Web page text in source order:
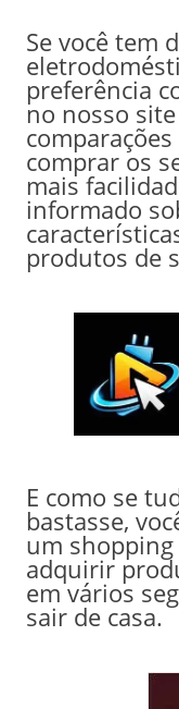
Se você tem
preferência
no nosso
comprar os
mais
informado
produtos de
E como se
bastasse,
um
adquirir
em vários
sair de casa.